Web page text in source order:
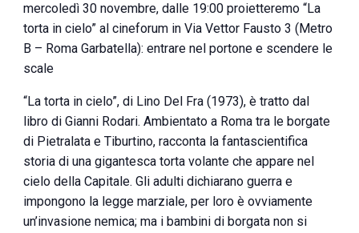
mercoledì 30 novembre, dalle 19:00 proietteremo “La
torta in cielo” al cineforum in Via Vettor Fausto 3 (Metro
B – Roma Garbatella): entrare nel portone e scendere le
scale
“La torta in cielo”, di Lino Del Fra (1973), è tratto dal
libro di Gianni Rodari. Ambientato a Roma tra le borgate
di Pietralata e Tiburtino, racconta la fantascientifica
storia di una gigantesca torta volante che appare nel
cielo della Capitale. Gli adulti dichiarano guerra e
impongono la legge marziale, per loro è ovviamente
un’invasione nemica; ma i bambini di borgata non si